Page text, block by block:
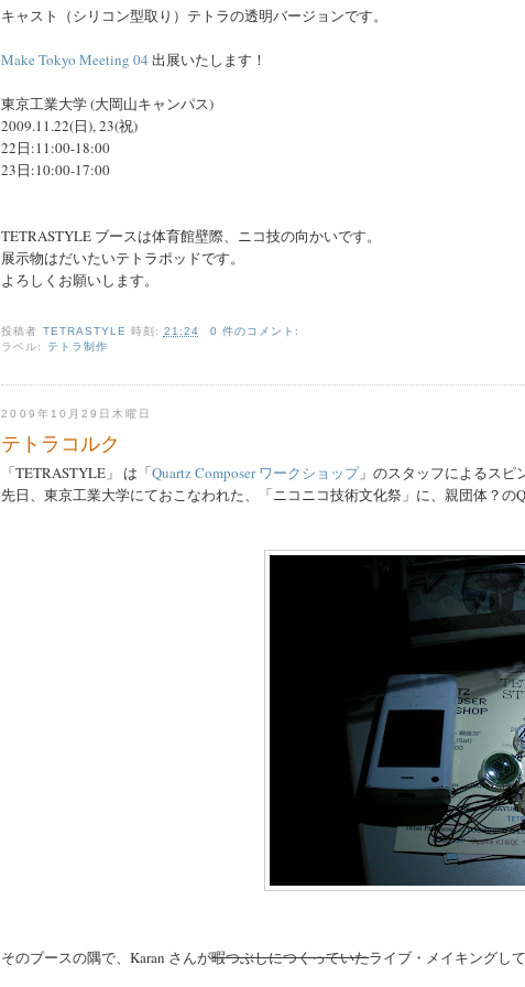
キャスト（シリコン型取り）テトラの透明バージョンです。
Make Tokyo Meeting 04 出展いたします！
東京工業大学 (大岡山キャンパス)
2009.11.22(日), 23(祝)
22日:11:00-18:00
23日:10:00-17:00
TETRASTYLE ブースは体育館壁際、ニコ技の向かいです。
展示物はだいたいテトラポッドです。
よろしくお願いします。
投稿者 TETRASTYLE 時刻: 21:24
0 件のコメント:
ラベル:
テトラ制作
2009年10月29日木曜日
テトラコルク
「TETRASTYLE」 は「Quartz Composer ワークショップ」のスタッフによるスピ
先日、東京工業大学にておこなわれた、「ニコニコ技術文化祭」に、親団体？の
そのブースの隅で、Karan さんが暇つぶしにつくっていたライブ・メイキングし